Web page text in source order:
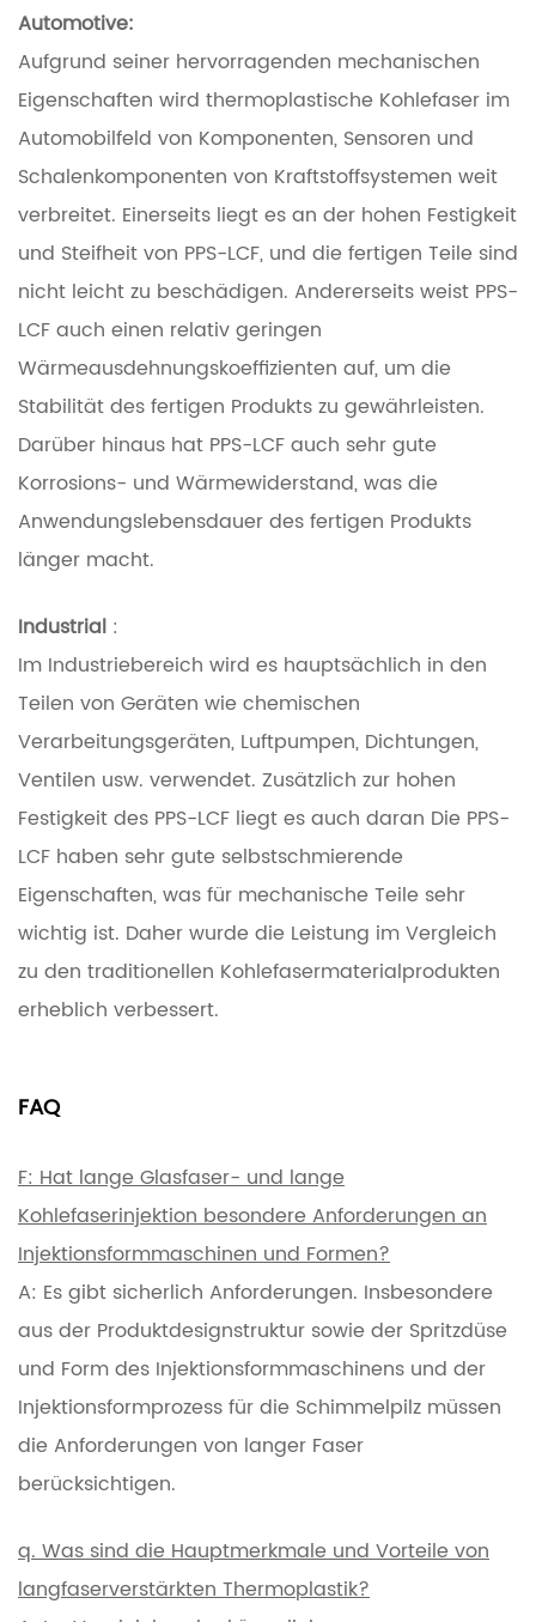
Automotive:
Aufgrund seiner hervorragenden mechanischen
Eigenschaften wird thermoplastische Kohlefaser im
Automobilfeld von Komponenten, Sensoren und
Schalenkomponenten von Kraftstoffsystemen weit
verbreitet. Einerseits liegt es an der hohen Festigkeit
und Steifheit von PPS-LCF, und die fertigen Teile sind
nicht leicht zu beschädigen. Andererseits weist PPS-
LCF auch einen relativ geringen
Wärmeausdehnungskoeffizienten auf, um die
Stabilität des fertigen Produkts zu gewährleisten.
Darüber hinaus hat PPS-LCF auch sehr gute
Korrosions- und Wärmewiderstand, was die
Anwendungslebensdauer des fertigen Produkts
länger macht.
Industrial :
Im Industriebereich wird es hauptsächlich in den
Teilen von Geräten wie chemischen
Verarbeitungsgeräten, Luftpumpen, Dichtungen,
Ventilen usw. verwendet. Zusätzlich zur hohen
Festigkeit des PPS-LCF liegt es auch daran Die PPS-
LCF haben sehr gute selbstschmierende
Eigenschaften, was für mechanische Teile sehr
wichtig ist. Daher wurde die Leistung im Vergleich
zu den traditionellen Kohlefasermaterialprodukten
erheblich verbessert.
FAQ
F: Hat lange Glasfaser- und lange
Kohlefaserinjektion besondere Anforderungen an
Injektionsformmaschinen und Formen?
A: Es gibt sicherlich Anforderungen. Insbesondere
aus der Produktdesignstruktur sowie der Spritzdüse
und Form des Injektionsformmaschinens und der
Injektionsformprozess für die Schimmelpilz müssen
die Anforderungen von langer Faser
berücksichtigen.
q. Was sind die Hauptmerkmale und Vorteile von
langfaserverstärkten Thermoplastik?